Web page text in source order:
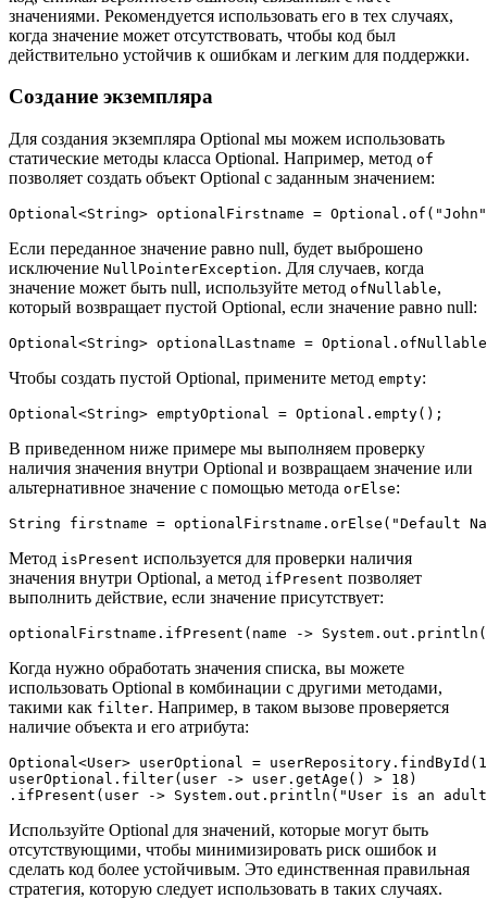
значениями. Рекомендуется использовать его в тех случаях,
когда значение может отсутствовать, чтобы код был
действительно устойчив к ошибкам и легким для поддержки.
Создание экземпляра
Для создания экземпляра Optional мы можем использовать
статические методы класса Optional. Например, метод of
позволяет создать объект Optional с заданным значением:
Optional<String> optionalFirstname =
Если переданное значение равно null, будет выброшено
исключение NullPointerException. Для случаев, когда
значение может быть null, используйте метод ofNullable,
который возвращает пустой Optional, если значение равно null:
Optional<String> optionalLastname =
Чтобы создать пустой Optional, примените метод empty:
Optional<String> emptyOptional = Optional.empty();
В приведенном ниже примере мы выполняем проверку
наличия значения внутри Optional и возвращаем значение или
альтернативное значение с помощью метода orElse:
String firstname = optionalFirstname.orElse("Default
Метод isPresent используется для проверки наличия
значения внутри Optional, а метод ifPresent позволяет
выполнить действие, если значение присутствует:
optionalFirstname.ifPresent(name ->
Когда нужно обработать значения списка, вы можете
использовать Optional в комбинации с другими методами,
такими как filter. Например, в таком вызове проверяется
наличие объекта и его атрибута:
Optional<User> userOptional =
userOptional.filter(user -> user.getAge() > 18)
.ifPresent(user -> System.out.println("User is an
Используйте Optional для значений, которые могут быть
отсутствующими, чтобы минимизировать риск ошибок и
сделать код более устойчивым. Это единственная правильная
стратегия, которую следует использовать в таких случаях.